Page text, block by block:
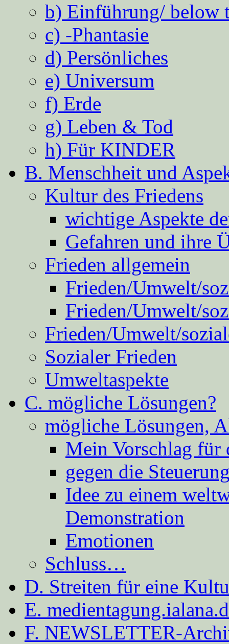
b) Einführung/ below
c) -Phantasie
d) Persönliches
e) Universum
f) Erde
g) Leben & Tod
h) Für KINDER
B. Menschheit und
Kultur des Friedens
wichtige Aspekte
Gefahren und ihre
Frieden allgemein
Frieden/Umwelt/
Frieden/Umwelt/
Frieden/Umwelt/
Sozialer Frieden
Umweltaspekte
C. mögliche Lösungen?
mögliche Lösungen,
Mein Vorschlag für
gegen die
Idee zu einem
Demonstration
Emotionen
Schluss…
D. Streiten für eine
E.
F. NEWSLETTER-